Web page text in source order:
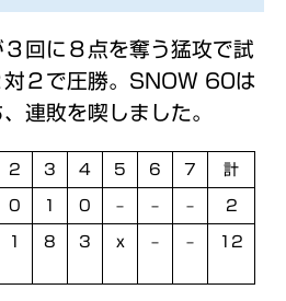
回に８点を奪う猛攻で試
対２で圧勝。SNOW 60は
連敗を喫しました。
2 3 4 5 6 7 計
0 1 0 – – – 2
1 8 3 x – – 12